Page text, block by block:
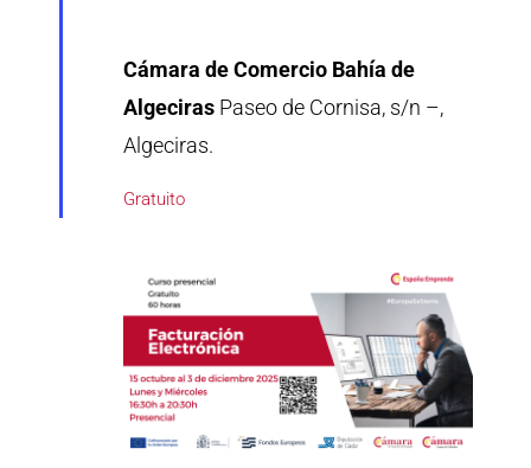
Cámara de Comercio Bahía de
Algeciras Paseo de Cornisa, s/n –,
Algeciras.
Gratuito